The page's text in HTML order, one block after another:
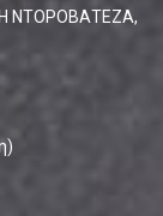
ΝΤΟΡΟΒΑΤΕΖΑ,